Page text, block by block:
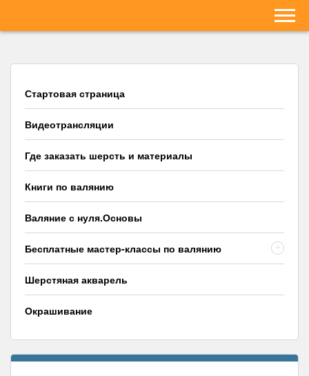
Стартовая страница
Видеотрансляции
Где заказать шерсть и материалы
Книги по валянию
Валяние с нуля.Основы
Бесплатные мастер-классы по валянию +
Шерстяная акварель
Окрашивание